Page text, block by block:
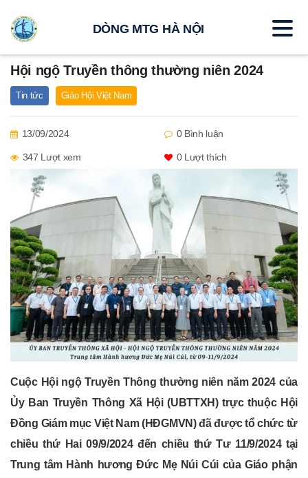
Hội ngộ Truyền thông thường niên 2024
Tin tức Giáo Hội Việt Nam
13/09/2024 0 Bình luận
347 Lượt xem 0Lượt thích
Cuộc Hội ngộ Truyền Thông thường niên năm 2024 của
Ủy Ban Truyền Thông Xã Hội (UBTTXH) trực thuộc Hội
Đồng Giám mục Việt Nam (HĐGMVN) đã được tổ chức từ
chiều thứ Hai 09/9/2024 đến chiều thứ Tư 11/9/2024 tại
Trung tâm Hành hương Đức Mẹ Núi Cúi của Giáo phận
DÒNG MTG HÀ NỘI